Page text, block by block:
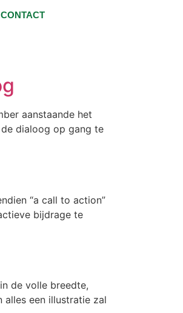
CONTACT
aanstaande het
de dialoog op gang te
“a call to action”
bijdrage te
de volle breedte,
alles een illustratie zal